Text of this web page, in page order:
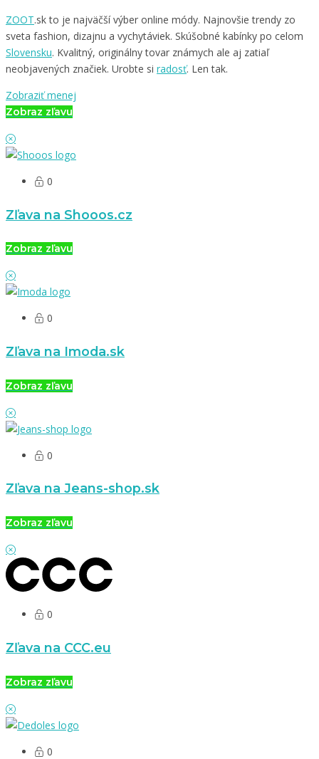
ZOOT.sk to je najväčší výber online módy. Najnovšie trendy zo
sveta fashion, dizajnu a vychytáviek. Skúšobné kabínky po celom
Slovensku. Kvalitný, originálny tovar známych ale aj zatiaľ
neobjavených značiek. Urobte si radosť. Len tak.
Zobraziť menej
Zobraz zľavu
0
Zľava na Shooos.cz
Zobraz zľavu
0
Zľava na Imoda.sk
Zobraz zľavu
0
Zľava na Jeans-shop.sk
Zobraz zľavu
0
Zľava na CCC.eu
Zobraz zľavu
0